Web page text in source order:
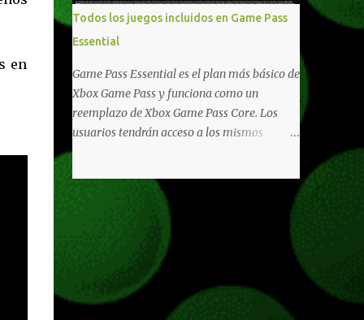
en
libertad de juego. Uno de los aspectos más
importantes de Last Rites es la gran
cantidad de opciones de personalización
incorporadas. Ahora es posible ocultar más
elementos de la interfaz, incluyendo las
trayectorias de lanzamiento de granadas y
el resaltado de objetos interactivos, además
También se añaden los llamados
"Parámetros Ghost" , que permiten activar
Todos los juegos incluidos en Game Pass
Essential
Game Pass Essential es el plan más básico de
Xbox Game Pass y funciona como un
reemplazo de Xbox Game Pass Core. Los
usuarios tendrán acceso a los mismos
beneficios de Game Pass Core que ya
adicionales que fueron anunciados
recientemente. Essential incluirá como
diferentes juegos free to play que están en
Xbox y PC, que van desde skins, desbloqueo
de personajes, paquetes de armas hasta
emotes, monedas virtuales y más para